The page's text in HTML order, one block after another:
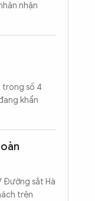
nhận
trong số 4
khẩn
Đường sắt Hà
trên